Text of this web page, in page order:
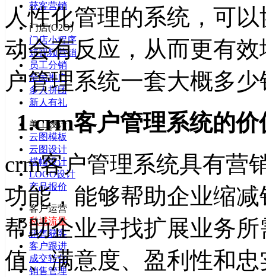
获客营销
门店(O2O)
门店小程序
短视频营销
员工分销
全民推广
多人拼团
新人有礼
美工设计
云图模板
云图设计
横幅设计
LOGO设计
产品报价
客户运营
私域流量
销售获客
客户跟进
成交转化
销售管理
人性化管理的系统，可
动会有反应，从而更有
户管理系统一套大概多
1.crm客户管理系统的价
crm客户管理系统具有营
功能，能够帮助企业缩
帮助企业寻找扩展业务
值、满意度、盈利性和